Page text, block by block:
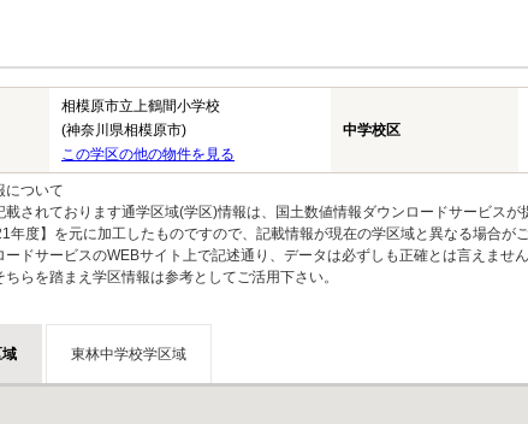
相模原市立上鶴間小学校
(神奈川県相模原市)
この学区の他の物件を見る
中学校区
ついて
載されております通学区域(学区)情報は、国土数値情報ダウンロードサービス
年度】を元に加工したものですので、記載情報が現在の学区域と異なる場合がご
ードサービスのWEBサイト上で記述通り、データは必ずしも正確とは言えませ
らを踏まえ学区情報は参考としてご活用下さい。
東林中学校学区域